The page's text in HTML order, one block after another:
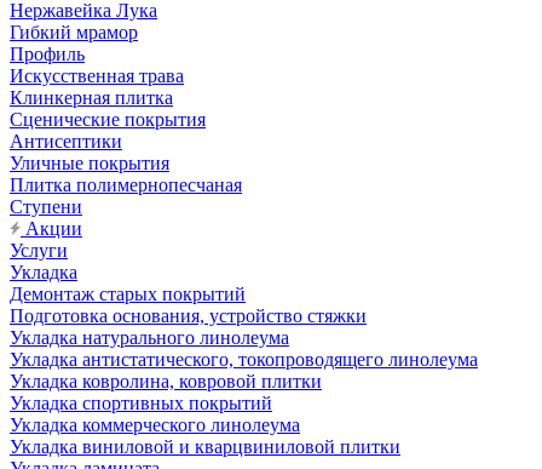
Нержавейка Лука
Гибкий мрамор
Профиль
Искусственная трава
Клинкерная плитка
Сценические покрытия
Антисептики
Уличные покрытия
Плитка полимернопесчаная
Ступени
Акции
Услуги
Укладка
Демонтаж старых покрытий
Подготовка основания, устройство стяжки
Укладка натурального линолеума
Укладка антистатического, токопроводящего линолеума
Укладка ковролина, ковровой плитки
Укладка спортивных покрытий
Укладка коммерческого линолеума
Укладка виниловой и кварцвиниловой плитки